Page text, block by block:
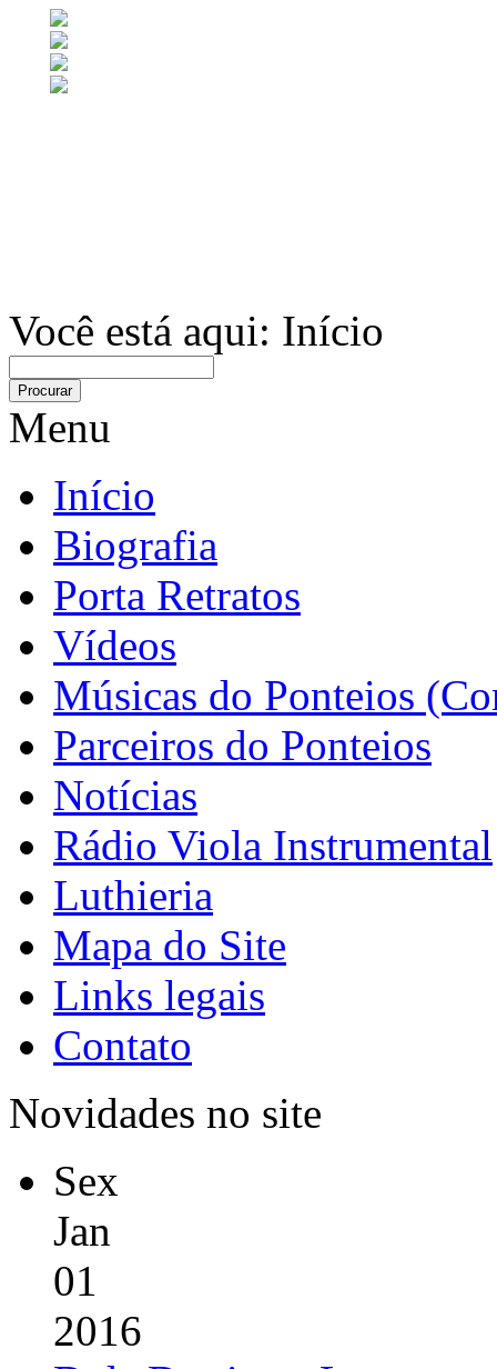
Você está aqui: Início
Menu
Início
Biografia
Porta Retratos
Vídeos
Músicas do Ponteios
Parceiros do Ponteios
Notícias
Rádio Viola Instrumental
Luthieria
Mapa do Site
Links legais
Contato
Novidades no site
Sex
Jan
01
2016